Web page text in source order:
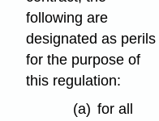
following are
designated as perils
for the purpose of
this regulation:
(a) for all